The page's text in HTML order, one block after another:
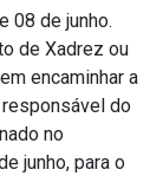
08 de junho.
de Xadrez ou
encaminhar a
do
no
junho, para o